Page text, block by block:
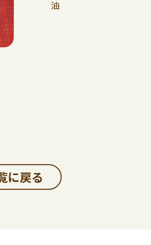
油
に戻る